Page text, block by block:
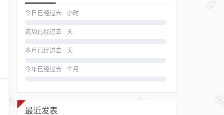
今日已经过去 小时
这周已经过去 天
本月已经过去 天
今年已经过去 个月
最近发表